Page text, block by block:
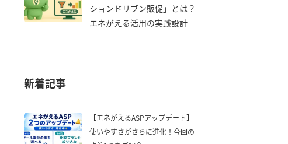
ションドリブン販促」とは？
エネがえる活用の実践設計
新着記事
【エネがえるASPアップデート】
使いやすさがさらに進化！今回の